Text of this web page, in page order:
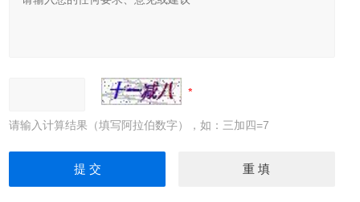
请输入计算结果（填写阿拉伯数字），如：三加四=7